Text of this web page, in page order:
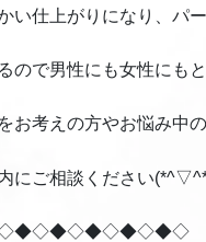
い仕上がりになり、パ
ので男性にも女性にも
お考えの方やお悩み中の
にご相談ください